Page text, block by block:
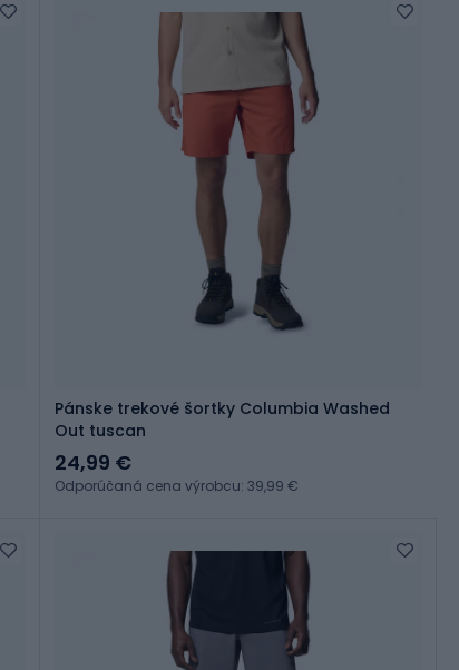
Pánske trekové šortky Columbia Washed
Out tuscan
24,99 €
Odporúčaná cena výrobcu: 39,99 €